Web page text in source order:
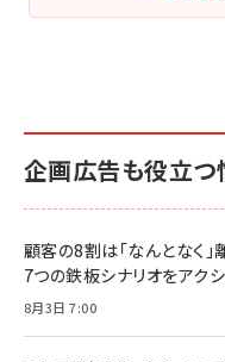
企画広告も役立つ
顧客の8割は「なんとなく
7つの鉄板シナリオをアク
8月3日 7:00